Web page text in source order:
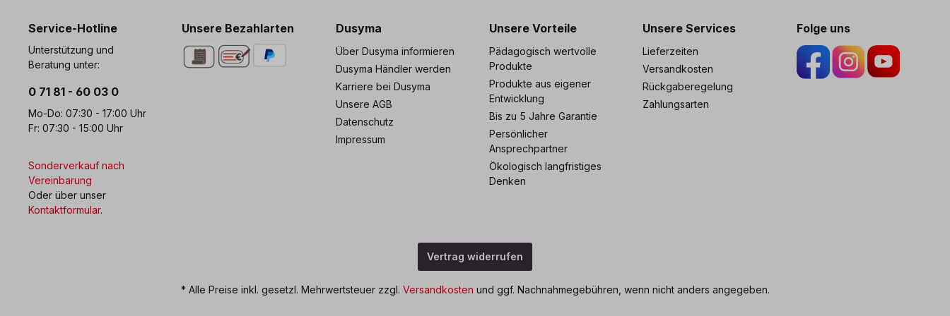
Service-Hotline
Unterstützung und
Beratung unter:
0 71 81 - 60 03 0
Mo-Do: 07:30 - 17:00 Uhr
Fr: 07:30 - 15:00 Uhr
Sonderverkauf nach
Vereinbarung
Oder über unser
Kontaktformular.
Unsere Bezahlarten Dusyma
Über Dusyma informieren
Dusyma Händler werden
Karriere bei Dusyma
Unsere AGB
Datenschutz
Impressum
Unsere Vorteile
Pädagogisch wertvolle
Produkte
Produkte aus eigener
Entwicklung
Bis zu 5 Jahre Garantie
Persönlicher
Ansprechpartner
Ökologisch langfristiges
Denken
Unsere Services
Lieferzeiten
Versandkosten
Rückgaberegelung
Zahlungsarten
Folge uns
Vertrag widerrufen
* Alle Preise inkl. gesetzl. Mehrwertsteuer zzgl. Versandkosten und ggf. Nachnahmegebühren, wenn nicht anders angegeben.